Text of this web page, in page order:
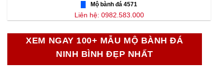
Mộ bành đá 4571
Liên hệ: 0982.583.000
XEM NGAY 100+ MẪU MỘ BÀNH ĐÁ
NINH BÌNH ĐẸP NHẤT